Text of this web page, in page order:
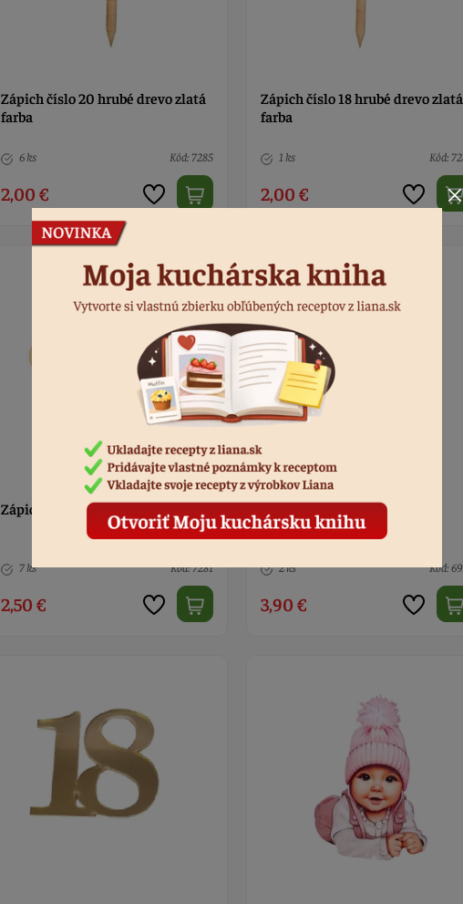
Zápich číslo 20 hrubé drevo zlatá
farba
6 ks Kód: 7285
2,00 €
Zápich číslo 18 hrubé drevo zlatá
farba
1 ks Kód:
2,00 €
Zápich Všetko najlepšie drevo (8)
7 ks Kód: 7281
2,50 €
Zápich Mladomanželom
2 ks Kód:
3,90 €